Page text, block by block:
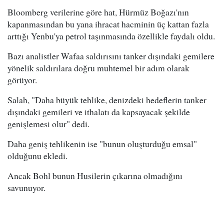
Bloomberg verilerine göre hat, Hürmüz Boğazı'nın
kapanmasından bu yana ihracat hacminin üç kattan fazla
arttığı Yenbu'ya petrol taşınmasında özellikle faydalı oldu.
Bazı analistler Wafaa saldırısını tanker dışındaki gemilere
yönelik saldırılara doğru muhtemel bir adım olarak
görüyor.
Salah, "Daha büyük tehlike, denizdeki hedeflerin tanker
dışındaki gemileri ve ithalatı da kapsayacak şekilde
genişlemesi olur" dedi.
Daha geniş tehlikenin ise "bunun oluşturduğu emsal"
olduğunu ekledi.
Ancak Bohl bunun Husilerin çıkarına olmadığını
savunuyor.